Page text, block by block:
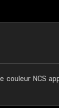
couleur NCS